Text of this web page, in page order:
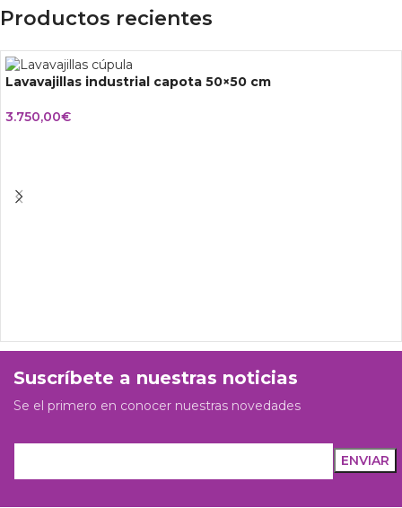
Productos recientes
Lavavajillas industrial capota 50×50 cm
3.750,00€
Suscríbete a nuestras noticias
Se el primero en conocer nuestras novedades